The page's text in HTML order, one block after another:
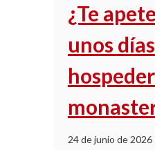
¿Te
unos
24 de junio de 2026